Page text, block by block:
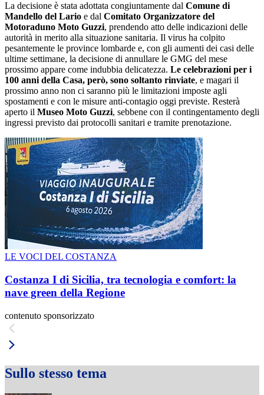
La decisione è stata adottata congiuntamente dal Comune di
Mandello del Lario e dal Comitato Organizzatore del
Motoraduno Moto Guzzi, prendendo atto delle indicazioni delle
autorità in merito alla situazione sanitaria. Il virus ha colpito
pesantemente le province lombarde e, con gli aumenti dei casi delle
ultime settimane, la decisione di annullare le GMG del mese
prossimo appare come indubbia delicatezza. Le celebrazioni per i
100 anni della Casa, però, sono soltanto rinviate, e magari il
prossimo anno non ci saranno più le limitazioni imposte agli
spostamenti e con le misure anti-contagio oggi previste. Resterà
aperto il Museo Moto Guzzi, sebbene con il contingentamento degli
ingressi previsto dai protocolli sanitari e tramite prenotazione.
LE VOCI DEL COSTANZA
Costanza I di Sicilia, tra tecnologia e comfort: la
nave green della Regione
contenuto sponsorizzato
Sullo stesso tema